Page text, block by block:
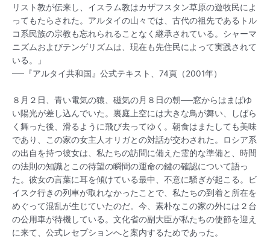
リスト教が伝来し、イスラム教はカザフスタン草原の遊牧民によ
ってもたらされた。アルタイの山々では、古代の祖先であるトル
コ系民族の宗教も忘れられることなく継承されている。シャーマ
ニズムおよびテンゲリズムは、現在も先住民によって実践されて
いる。」
──『アルタイ共和国』公式テキスト、74頁（2001年）
８月２日、青い電気の猿、磁気の月８日の朝──窓からはまばゆ
い陽光が差し込んでいた。裏庭上空には大きな鳥が舞い、しばら
く舞った後、滑るように飛び去ってゆく。朝食はまたしても美味
であり、この家の女主人オリガとの対話が交わされた。ロシア系
の出自を持つ彼女は、私たちの訪問に備えた霊的な準備と、時間
の法則の知識とこの待望の瞬間の運命の鍵の確認について語っ
た。彼女の言葉に耳を傾けている最中、不意に騒ぎが起こる。ビ
イスク行きの列車が取れなかったことで、私たちの到着と所在を
めぐって混乱が生じていたのだ。今、素朴なこの家の外には２台
の公用車が待機している。文化省の副大臣が私たちの使節を迎え
に来て、公式レセプションへと案内するためであった。